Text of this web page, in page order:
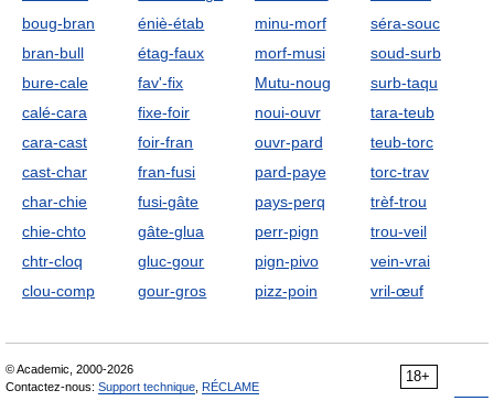
boug-bran
bran-bull
bure-cale
calé-cara
cara-cast
cast-char
char-chie
chie-chto
chtr-cloq
clou-comp
éniè-étab
étag-faux
fav'-fix
fixe-foir
foir-fran
fran-fusi
fusi-gâte
gâte-glua
gluc-gour
gour-gros
minu-morf
morf-musi
Mutu-noug
noui-ouvr
ouvr-pard
pard-paye
pays-perq
perr-pign
pign-pivo
pizz-poin
séra-souc
soud-surb
surb-taqu
tara-teub
teub-torc
torc-trav
trèf-trou
trou-veil
vein-vrai
vril-œuf
18+
© Academic, 2000-2026
Contactez-nous: Support technique RÉCLAME